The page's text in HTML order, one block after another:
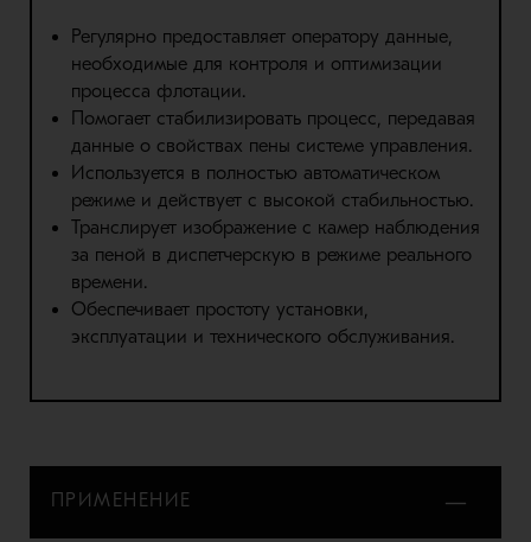
Регулярно предоставляет оператору данные,
необходимые для контроля и оптимизации
процесса флотации.
Помогает стабилизировать процесс, передавая
данные о свойствах пены системе управления.
Используется в полностью автоматическом
режиме и действует с высокой стабильностью.
Транслирует изображение с камер наблюдения
за пеной в диспетчерскую в режиме реального
времени.
Обеспечивает простоту установки,
эксплуатации и технического обслуживания.
ПРИМЕНЕНИЕ